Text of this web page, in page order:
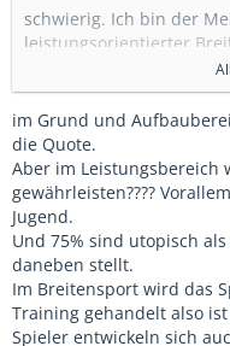
schwierig. Ich bin der
leistungsorientierter
generell die Kinder auf
kommen müssen
Training etc.
jeden würde ich sogar
überhaupt die
optimal zu entwickeln
Spielzeit am
Gutes Training schön
ist, aber Wettbewerb ist
ich gegen Kids die ich
Anzahl
im Grund und
die Quote.
Aber im Leistungsbereich
gewährleisten????
Jugend.
Und 75% sind utopisch
daneben stellt.
Im Breitensport wird das
Training gehandelt also
Spieler entwickeln sich